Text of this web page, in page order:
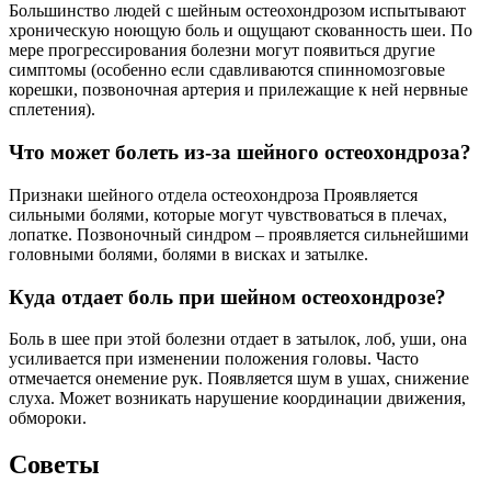
Большинство людей с шейным остеохондрозом испытывают
хроническую ноющую боль и ощущают скованность шеи. По
мере прогрессирования болезни могут появиться другие
симптомы (особенно если сдавливаются спинномозговые
корешки, позвоночная артерия и прилежащие к ней нервные
сплетения).
Что может болеть из-за шейного остеохондроза?
Признаки шейного отдела остеохондроза Проявляется
сильными болями, которые могут чувствоваться в плечах,
лопатке. Позвоночный синдром – проявляется сильнейшими
головными болями, болями в висках и затылке.
Куда отдает боль при шейном остеохондрозе?
Боль в шее при этой болезни отдает в затылок, лоб, уши, она
усиливается при изменении положения головы. Часто
отмечается онемение рук. Появляется шум в ушах, снижение
слуха. Может возникать нарушение координации движения,
обмороки.
Советы